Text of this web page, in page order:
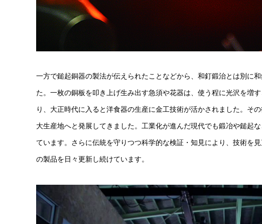
一方で鎚起銅器の製法が伝えられたことなどから、和釘鍛治とは別に
た。一枚の銅板を叩き上げ生み出す急須や花器は、使う程に光沢を増
り、大正時代に入ると洋食器の生産に金工技術が活かされました。そ
大生産地へと発展してきました。工業化が進んだ現代でも鍛冶や鎚起
ています。さらに伝統を守りつつ科学的な検証・知見により、技術を
の製品を日々更新し続けています。